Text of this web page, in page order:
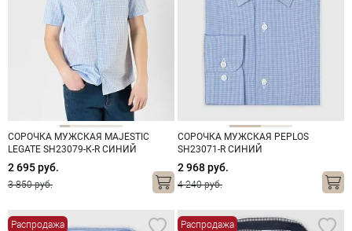
СОРОЧКА МУЖСКАЯ MAJESTIC
LEGATE SH23079-К-R СИНИЙ
2 695 руб.
3 850 руб.
СОРОЧКА МУЖСКАЯ PEPLOS
SH23071-R СИНИЙ
2 968 руб.
4 240 руб.
Распродажа Распродажа